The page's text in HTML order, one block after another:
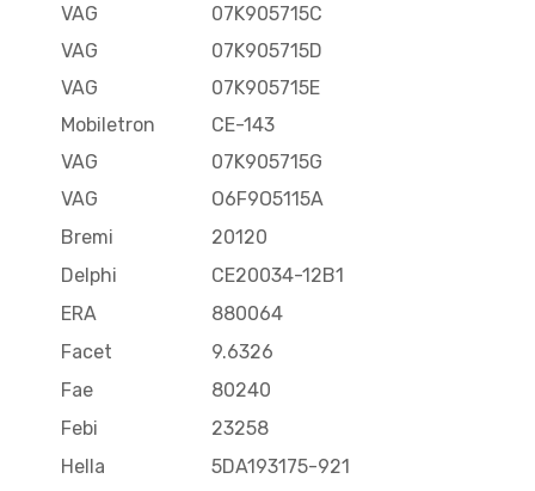
VAG
07K905715C
VAG
07K905715D
VAG
07K905715E
Mobiletron
CE-143
VAG
07K905715G
VAG
O6F9O5115A
Bremi
20120
Delphi
CE20034-12B1
ERA
880064
Facet
9.6326
Fae
80240
Febi
23258
Hella
5DA193175-921